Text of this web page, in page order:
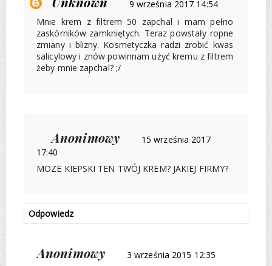
9 września 2017 14:54
Mnie krem z filtrem 50 zapchal i mam pełno
zaskórników zamkniętych. Teraz powstały ropne
zmiany i blizny. Kosmetyczka radzi zrobić kwas
salicylowy i znów powinnam użyć kremu z filtrem
żeby mnie zapchal? ;/
Anonimowy
15 września 2017
17:40
MOZE KIEPSKI TEN TWÓJ KREM? JAKIEJ FIRMY?
Odpowiedz
Anonimowy
3 września 2015 12:35